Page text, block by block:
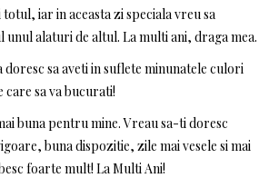
iar in aceasta zi speciala vreu sa
alaturi de altul. La multi ani, draga mea.
doresc sa aveti in suflete minunatele culori
sa va bucurati!
buna pentru mine. Vreau sa-ti doresc
buna dispozitie, zile mai vesele si mai
foarte mult! La Multi Ani!